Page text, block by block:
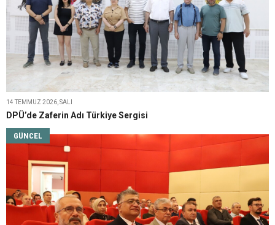
14 TEMMUZ 2026, SALI
DPÜ’de Zaferin Adı Türkiye Sergisi
GÜNCEL